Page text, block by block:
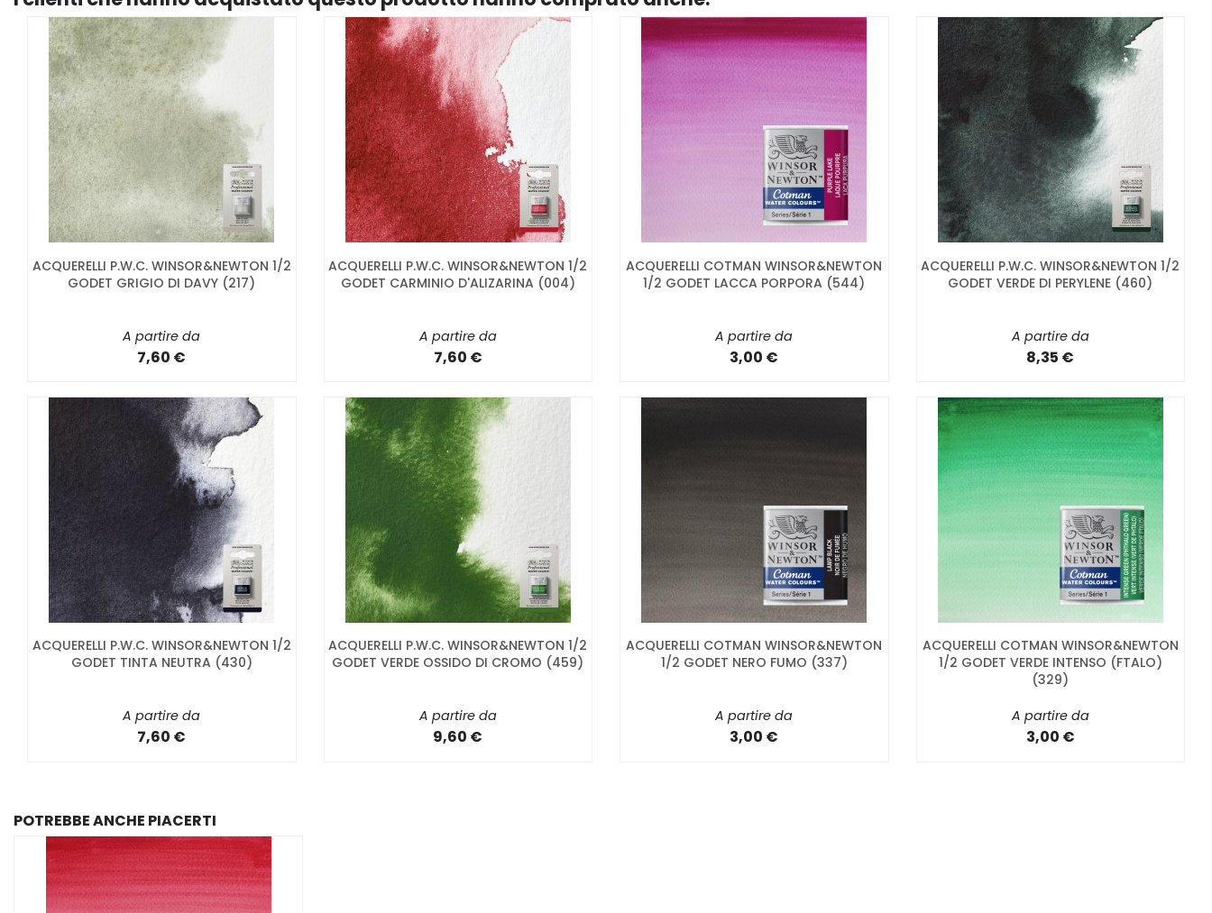
ACQUERELLI P.W.C. WINSOR&NEWTON 1/2
GODET GRIGIO DI DAVY (217)
A partire da
7,60 €
ACQUERELLI P.W.C. WINSOR&NEWTON 1/2
GODET CARMINIO D'ALIZARINA (004)
A partire da
7,60 €
ACQUERELLI COTMAN WINSOR&NEWTON
1/2 GODET LACCA PORPORA (544)
A partire da
3,00 €
ACQUERELLI P.W.C. WINSOR&NEWTON 1/2
GODET VERDE DI PERYLENE (460)
A partire da
8,35 €
ACQUERELLI P.W.C. WINSOR&NEWTON 1/2
GODET TINTA NEUTRA (430)
A partire da
7,60 €
ACQUERELLI P.W.C. WINSOR&NEWTON 1/2
GODET VERDE OSSIDO DI CROMO (459)
A partire da
9,60 €
ACQUERELLI COTMAN WINSOR&NEWTON
1/2 GODET NERO FUMO (337)
A partire da
3,00 €
ACQUERELLI COTMAN WINSOR&NEWTON
1/2 GODET VERDE INTENSO (FTALO)
(329)
A partire da
3,00 €
POTREBBE ANCHE PIACERTI